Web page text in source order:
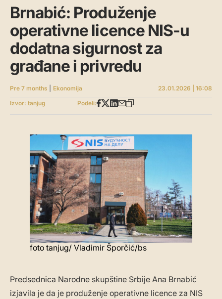
Brnabić: Produženje
operativne licence NIS-u
dodatna sigurnost za
građane i privredu
Pre 7 months Ekonomija
23.01.2026 | 16:08
Izvor: tanjug
Podeli:
foto tanjug/ Vladimir Šporčić/bs
Predsednica Narodne skupštine Srbije Ana Brnabić
izjavila je da je produženje operativne licence za NIS